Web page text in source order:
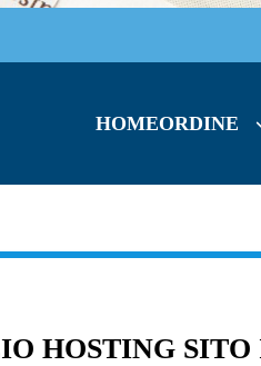
HOMEORDINE
HOSTING SITO